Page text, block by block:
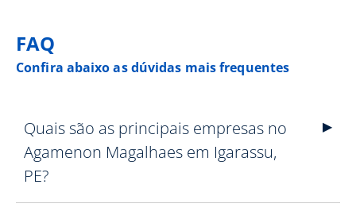
FAQ
Confira abaixo as dúvidas mais frequentes
Quais são as principais empresas no
Agamenon Magalhaes em Igarassu,
PE?